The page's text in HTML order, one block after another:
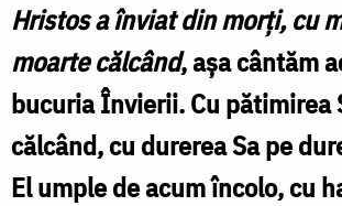
Paști)
/
Foto:
doxologia.ro
Hristos a înviat din morți, cu
moarte călcând, așa cântăm
bucuria Învierii. Cu pătimirea
călcând, cu durerea Sa pe
El umple de acum încolo, cu